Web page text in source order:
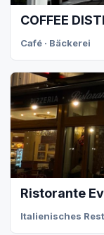
COFFEE
Café · Bäckerei
Ristorante
Italienisches